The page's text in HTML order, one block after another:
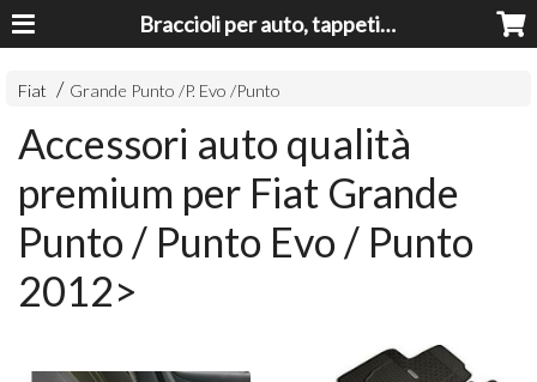
Braccioli per auto, tappeti auto, accessori auto MADE IN ITALY - Armrests, Mittelarmlehnen, Accoundoirs
Fiat Grande Punto /P. Evo /Punto
Accessori auto qualità
premium per Fiat Grande
Punto / Punto Evo / Punto
2012>